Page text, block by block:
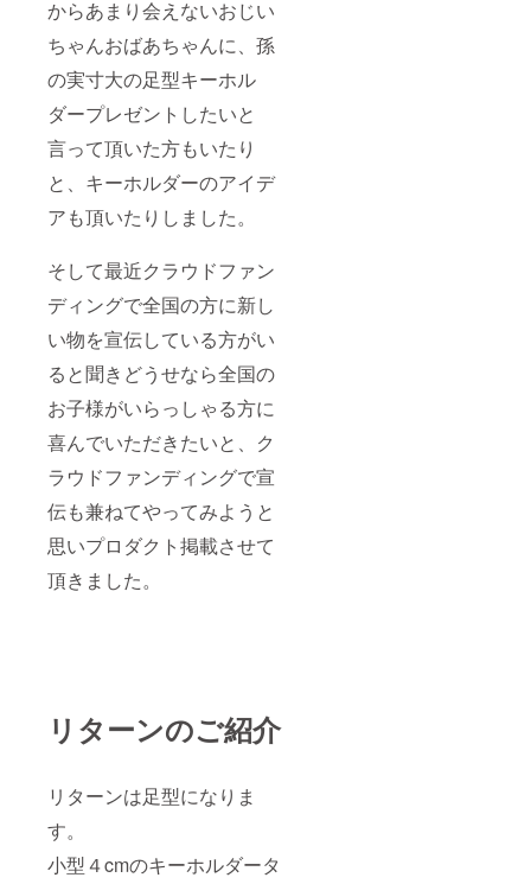
からあまり会えないおじい
ちゃんおばあちゃんに、孫
の実寸大の足型キーホル
ダープレゼントしたいと
言って頂いた方もいたり
と、キーホルダーのアイデ
アも頂いたりしました。
そして最近クラウドファン
ディングで全国の方に新し
い物を宣伝している方がい
ると聞きどうせなら全国の
お子様がいらっしゃる方に
喜んでいただきたいと、ク
ラウドファンディングで宣
伝も兼ねてやってみようと
思いプロダクト掲載させて
頂きました。
リターンのご紹介
リターンは足型になりま
す。
小型４cmのキーホルダータ